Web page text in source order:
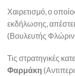
Χαιρετισμό, ο
εκδήλωσης,
(Βουλευτής
Τις στρατηγικές
Φαρμάκη